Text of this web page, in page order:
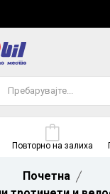
Повторно на залиха
Почетна